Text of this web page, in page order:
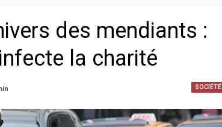
des mendiants :
la charité
SOCIÉTÉ